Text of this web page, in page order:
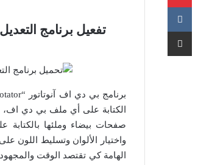
الكتابة على أي ملف بي دي
صفحات بيضاء وملئها بالكتابة
واختيار الألوان وتسليط اللون
الهامة كي تقتصد الوقت
مشاركة عبر البريد